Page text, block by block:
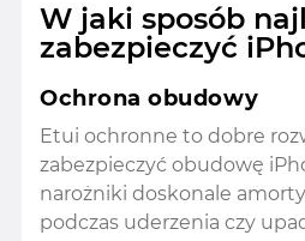
W jaki sposób
zabezpieczyć
Ochrona obudowy
Etui ochronne to dobre
zabezpieczyć obudowę
narożniki doskonale
podczas uderzenia czy